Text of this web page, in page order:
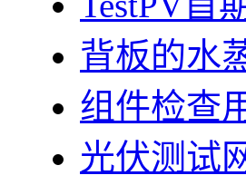
背板的水
组件检查
光伏测试